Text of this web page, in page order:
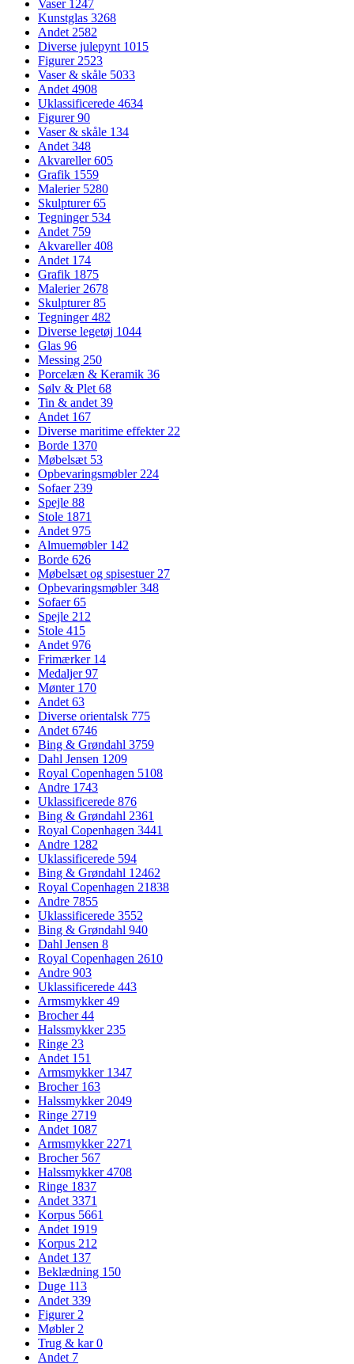
Vaser 1247
Kunstglas 3268
Andet2582
Diverse julepynt 1015
Figurer2523
Vaser & skåle 5033
Andet4908
Uklassificerede 4634
Figurer90
Vaser & skåle 134
Andet348
Akvareller605
Grafik 1559
Malerier 5280
Skulpturer65
Tegninger 534
Andet 759
Akvareller408
Andet 174
Grafik 1875
Malerier2678
Skulpturer85
Tegninger482
Diverse legetøj 1044
Glas 96
Messing 250
Porcelæn & Keramik 36
Sølv & Plet68
Tin & andet39
Andet 167
Diverse maritime effekter22
Borde 1370
Møbelsæt 53
Opbevaringsmøbler224
Sofaer239
Spejle 88
Stole 1871
Andet975
Almuemøbler 142
Borde 626
Møbelsæt og spisestuer27
Opbevaringsmøbler348
Sofaer65
Spejle 212
Stole 415
Andet976
Frimærker 14
Medaljer97
Mønter 170
Andet63
Diverse orientalsk 775
Andet6746
Bing & Grøndahl 3759
Dahl Jensen 1209
Royal Copenhagen 5108
Andre 1743
Uklassificerede 876
Bing & Grøndahl 2361
Royal Copenhagen 3441
Andre 1282
Uklassificerede 594
Bing & Grøndahl 12462
Royal Copenhagen 21838
Andre 7855
Uklassificerede 3552
Bing & Grøndahl 940
Dahl Jensen 8
Royal Copenhagen 2610
Andre 903
Uklassificerede 443
Armsmykker49
Brocher44
Halssmykker235
Ringe 23
Andet 151
Armsmykker 1347
Brocher 163
Halssmykker2049
Ringe 2719
Andet 1087
Armsmykker2271
Brocher 567
Halssmykker4708
Ringe 1837
Andet3371
Korpus 5661
Andet 1919
Korpus 212
Andet 137
Beklædning 150
Duge 113
Andet339
Figurer2
Møbler2
Trug & kar0
Andet 7